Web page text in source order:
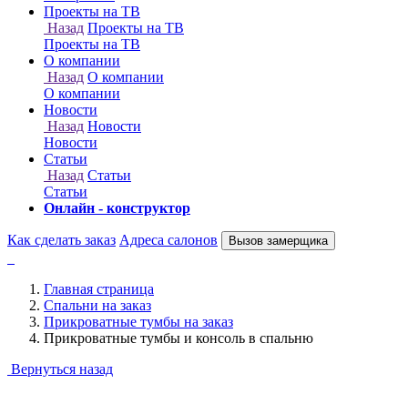
Онлайн - конструктор
Как сделать заказ Адреса салонов Вызов замерщика
Главная страница
Спальни на заказ
Прикроватные тумбы на заказ
Прикроватные тумбы и консоль в спальню
Вернуться назад